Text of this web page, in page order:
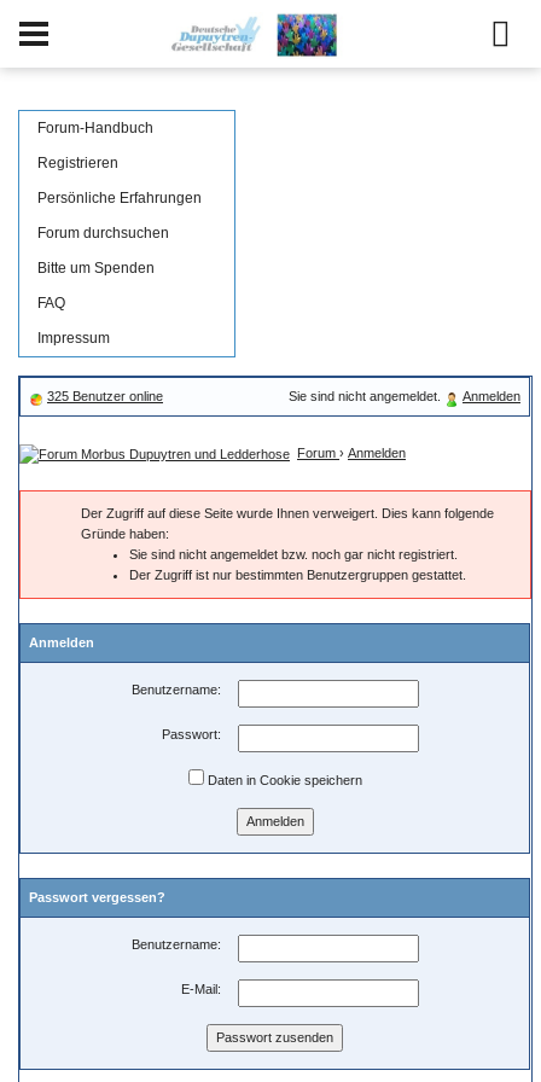
Forum-Handbuch
Registrieren
Persönliche Erfahrungen
Forum durchsuchen
Bitte um Spenden
FAQ
Impressum
325 Benutzer online Sie sind nicht angemeldet. Anmelden
Forum › Anmelden
Der Zugriff auf diese Seite wurde Ihnen verweigert. Dies kann folgende
Gründe haben:
Sie sind nicht angemeldet bzw. noch gar nicht registriert.
Der Zugriff ist nur bestimmten Benutzergruppen gestattet.
Anmelden
Benutzername:
Passwort:
Daten in Cookie speichern
Passwort vergessen?
Benutzername:
E-Mail: